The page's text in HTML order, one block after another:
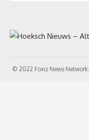
© 2022 Foxiz News